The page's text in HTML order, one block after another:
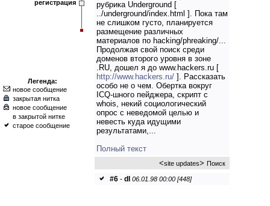
регистрация
Легенда:
новое сообщение
закрытая нитка
новое сообщение
в закрытой нитке
старое сообщение
рубрика Underground [
../underground/index.html ]. Пока там
не слишком густо, планируется
размещение различных
материалов по hacking/phreaking/...
Продолжая свой поиск среди
доменов второго уровня в зоне
.RU, дошел я до www.hackers.ru [
http://www.hackers.ru/ ]. Рассказать
особо не о чем. Обертка вокруг
ICQ-шного пейджера, скрипт с
whois, некий социологический
опрос с неведомой целью и
невесть куда идущими
результатами,...
Полный текст
<site updates> Поиск
#6 - dl 06.01.98 00:00 [448]